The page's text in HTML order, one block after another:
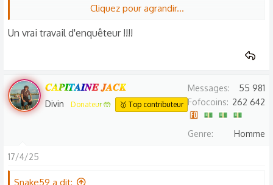
restés vains !
Cliquez pour agrandir...
Un vrai travail d'enquêteur !!!!
𝑪𝑨𝑷𝑰𝑻𝑨𝑰𝑵𝑬 𝑱𝑨𝑪𝑲
Divin Donateur 🤲 🥇 Top contributeur
Messages
55 981
Fofocoins
262 642
Genre Homme
17/4/25
Snake59 a dit: